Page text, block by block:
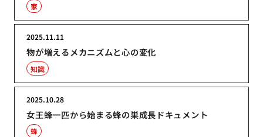
家
物が増えるメカニズムと心の変化
2025.11.11
知識
女王蜂一匹から始まる蜂の巣成長ドキュメント
2025.10.28
蜂